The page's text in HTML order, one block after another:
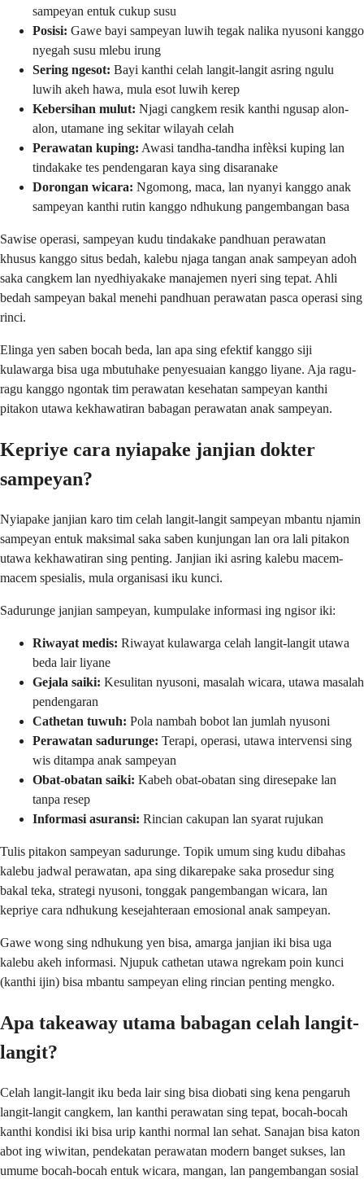
sampeyan entuk cukup susu
Posisi: Gawe bayi sampeyan luwih tegak nalika nyusoni kanggo
nyegah susu mlebu irung
Sering ngesot: Bayi kanthi celah langit-langit asring ngulu
luwih akeh hawa, mula esot luwih kerep
Kebersihan mulut: Njagi cangkem resik kanthi ngusap alon-
alon, utamane ing sekitar wilayah celah
Perawatan kuping: Awasi tandha-tandha infèksi kuping lan
tindakake tes pendengaran kaya sing disaranake
Dorongan wicara: Ngomong, maca, lan nyanyi kanggo anak
sampeyan kanthi rutin kanggo ndhukung pangembangan basa
Sawise operasi, sampeyan kudu tindakake pandhuan perawatan
khusus kanggo situs bedah, kalebu njaga tangan anak sampeyan adoh
saka cangkem lan nyedhiyakake manajemen nyeri sing tepat. Ahli
bedah sampeyan bakal menehi pandhuan perawatan pasca operasi sing
rinci.
Elinga yen saben bocah beda, lan apa sing efektif kanggo siji
kulawarga bisa uga mbutuhake penyesuaian kanggo liyane. Aja ragu-
ragu kanggo ngontak tim perawatan kesehatan sampeyan kanthi
pitakon utawa kekhawatiran babagan perawatan anak sampeyan.
Kepriye cara nyiapake janjian dokter
sampeyan?
Nyiapake janjian karo tim celah langit-langit sampeyan mbantu njamin
sampeyan entuk maksimal saka saben kunjungan lan ora lali pitakon
utawa kekhawatiran sing penting. Janjian iki asring kalebu macem-
macem spesialis, mula organisasi iku kunci.
Sadurunge janjian sampeyan, kumpulake informasi ing ngisor iki:
Riwayat medis: Riwayat kulawarga celah langit-langit utawa
beda lair liyane
Gejala saiki: Kesulitan nyusoni, masalah wicara, utawa masalah
pendengaran
Cathetan tuwuh: Pola nambah bobot lan jumlah nyusoni
Perawatan sadurunge: Terapi, operasi, utawa intervensi sing
wis ditampa anak sampeyan
Obat-obatan saiki: Kabeh obat-obatan sing diresepake lan
tanpa resep
Informasi asuransi: Rincian cakupan lan syarat rujukan
Tulis pitakon sampeyan sadurunge. Topik umum sing kudu dibahas
kalebu jadwal perawatan, apa sing dikarepake saka prosedur sing
bakal teka, strategi nyusoni, tonggak pangembangan wicara, lan
kepriye cara ndhukung kesejahteraan emosional anak sampeyan.
Gawe wong sing ndhukung yen bisa, amarga janjian iki bisa uga
kalebu akeh informasi. Njupuk cathetan utawa ngrekam poin kunci
(kanthi ijin) bisa mbantu sampeyan eling rincian penting mengko.
Apa takeaway utama babagan celah langit-
langit?
Celah langit-langit iku beda lair sing bisa diobati sing kena pengaruh
langit-langit cangkem, lan kanthi perawatan sing tepat, bocah-bocah
kanthi kondisi iki bisa urip kanthi normal lan sehat. Sanajan bisa katon
abot ing wiwitan, pendekatan perawatan modern banget sukses, lan
umume bocah-bocah entuk wicara, mangan, lan pangembangan sosial